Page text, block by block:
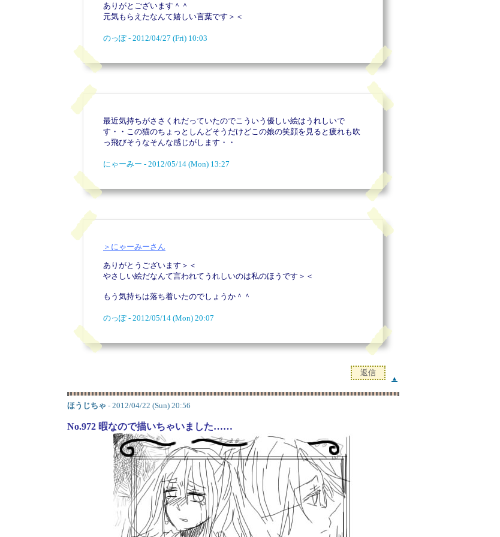
ありがとございます＾＾
元気もらえたなんて嬉しい言葉です＞＜
のっぽ - 2012/04/27 (Fri) 10:03
最近気持ちがささくれだっていたのでこういう優しい絵はうれしいで
す・・この猫のちょっとしんどそうだけどこの娘の笑顔を見ると疲れも吹
っ飛びそうなそんな感じがします・・
にゃーみー - 2012/05/14 (Mon) 13:27
＞にゃーみーさん
ありがとうございます＞＜
やさしい絵だなんて言われてうれしいのは私のほうです＞＜
もう気持ちは落ち着いたのでしょうか＾＾
のっぽ - 2012/05/14 (Mon) 20:07
▲
ほうじちゃ - 2012/04/22 (Sun) 20:56
No.972 暇なので描いちゃいました……